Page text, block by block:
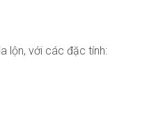
lộn, với các đặc tính: